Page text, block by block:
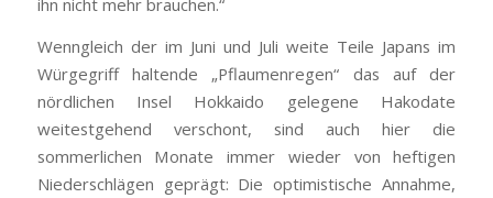
ihn nicht mehr brauchen.“
Wenngleich der im Juni und Juli weite Teile Japans im
Würgegriff haltende „Pflaumenregen“ das auf der
nördlichen Insel Hokkaido gelegene Hakodate
weitestgehend verschont, sind auch hier die
sommerlichen Monate immer wieder von heftigen
Niederschlägen geprägt: Die optimistische Annahme,